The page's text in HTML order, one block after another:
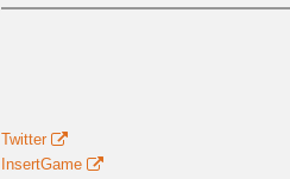
Twitter
InsertGame